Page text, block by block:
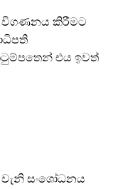
විගණනය කිරීමට
එය ඉවත්
සංශෝධනය